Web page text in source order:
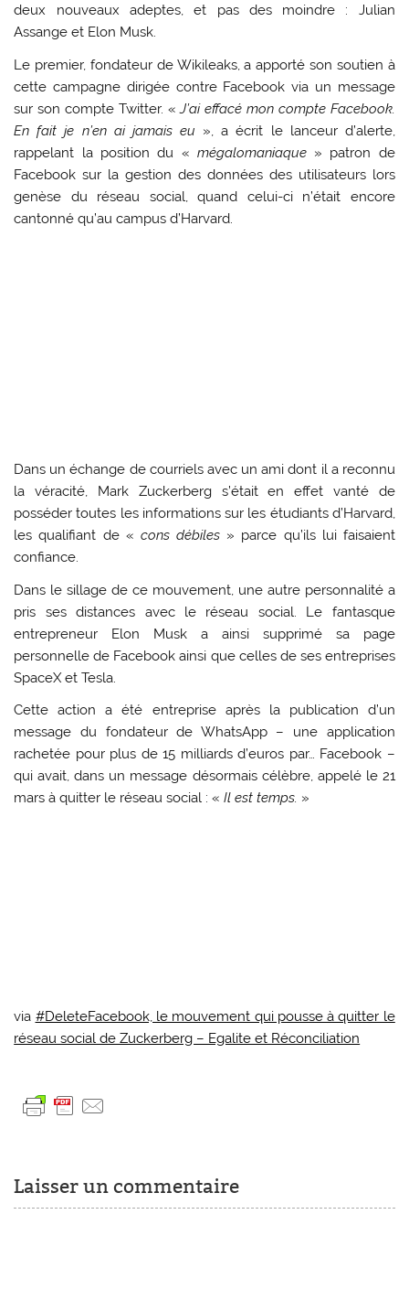
deux nouveaux adeptes, et pas des moindre : Julian
Assange et Elon Musk.
Le premier, fondateur de Wikileaks, a apporté son soutien à
cette campagne dirigée contre Facebook via un message
sur son compte Twitter. «J’ai effacé mon compte Facebook.
En fait je n’en ai jamais eu », a écrit le lanceur d’alerte,
rappelant la position du « mégalomaniaque» patron de
Facebook sur la gestion des données des utilisateurs lors
genèse du réseau social, quand celui-ci n’était encore
cantonné qu’au campus d’Harvard.
Dans un échange de courriels avec un ami dont il a reconnu
la véracité, Mark Zuckerberg s’était en effet vanté de
posséder toutes les informations sur les étudiants d’Harvard,
les qualifiant de « cons débiles » parce qu’ils lui faisaient
confiance.
Dans le sillage de ce mouvement, une autre personnalité a
pris ses distances avec le réseau social. Le fantasque
entrepreneur Elon Musk a ainsi supprimé sa page
personnelle de Facebook ainsi que celles de ses entreprises
SpaceX et Tesla.
Cette action a été entreprise après la publication d’un
message du fondateur de WhatsApp – une application
rachetée pour plus de 15 milliards d’euros par… Facebook –
qui avait, dans un message désormais célèbre, appelé le 21
mars à quitter le réseau social : «Il est temps. »
via #DeleteFacebook, le mouvement qui pousse à quitter le
réseau social de Zuckerberg – Egalite et Réconciliation
Laisser un commentaire